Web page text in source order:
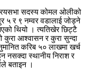
सदस्य कोमल ओलीको
५ र ९ नम्वर वडालाई जोड्ने
थियो । त्यतिखेर छिट्टै
कुरा आश्वासन र कुरा सुन्दा
करिब ५० लाखमा खर्च
नसक्दा स्थानीय निराश र
बताइन ।